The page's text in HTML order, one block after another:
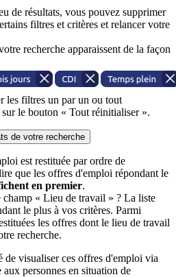
de résultats, vous pouvez supprimer
filtres et critères et relancer votre
recherche apparaissent de la façon
les filtres un par un ou tout
le bouton « Tout réinitialiser ».
de votre recherche
est restituée par ordre de
que les offres d'emploi répondant le
en premier.
champ « Lieu de travail » ? La liste
le plus à vos critères. Parmi
les offres dont le lieu de travail
recherche.
de visualiser ces offres d'emploi via
personnes en situation de